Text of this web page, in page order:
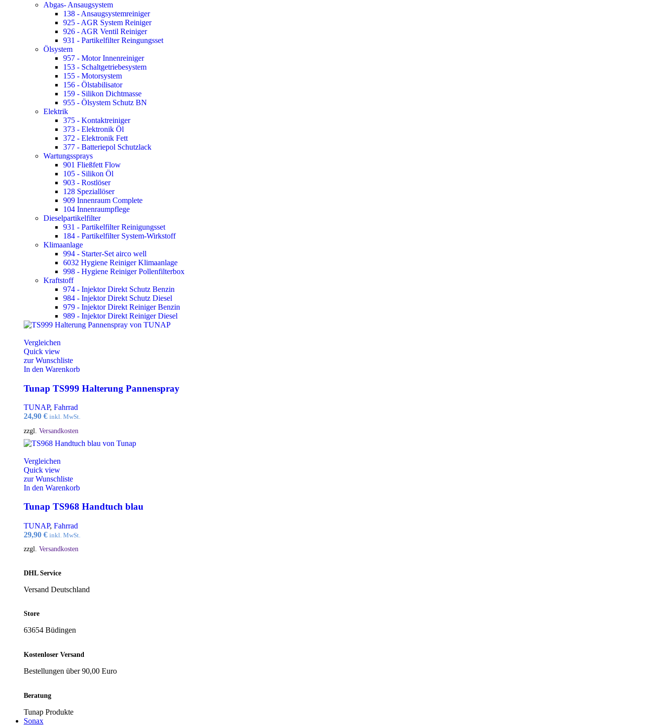
Abgas- Ansaugsystem
138 - Ansaugsystemreiniger
925 - AGR System Reiniger
926 - AGR Ventil Reiniger
931 - Partikelfilter Reingungsset
Ölsystem
957 - Motor Innenreiniger
153 - Schaltgetriebesystem
155 - Motorsystem
156 - Ölstabilisator
159 - Silikon Dichtmasse
955 - Ölsystem Schutz BN
Elektrik
375 - Kontaktreiniger
373 - Elektronik Öl
372 - Elektronik Fett
377 - Batteriepol Schutzlack
Wartungssprays
901 Fließfett Flow
105 - Silikon Öl
903 - Rostlöser
128 Speziallöser
909 Innenraum Complete
104 Innenraumpflege
Dieselpartikelfilter
931 - Partikelfilter Reinigungsset
184 - Partikelfilter System-Wirkstoff
Klimaanlage
994 - Starter-Set airco well
6032 Hygiene Reiniger Klimaanlage
998 - Hygiene Reiniger Pollenfilterbox
Kraftstoff
974 - Injektor Direkt Schutz Benzin
984 - Injektor Direkt Schutz Diesel
979 - Injektor Direkt Reiniger Benzin
989 - Injektor Direkt Reiniger Diesel
Vergleichen
Quick view
zur Wunschliste
In den Warenkorb
Tunap TS999 Halterung Pannenspray
TUNAP, Fahrrad
24,90 € inkl. MwSt.
zzgl. Versandkosten
Vergleichen
Quick view
zur Wunschliste
In den Warenkorb
Tunap TS968 Handtuch blau
TUNAP, Fahrrad
29,90 € inkl. MwSt.
zzgl. Versandkosten
DHL Service
Versand Deutschland
Store
63654 Büdingen
Kostenloser Versand
Bestellungen über 90,00 Euro
Beratung
Tunap Produkte
Sonax